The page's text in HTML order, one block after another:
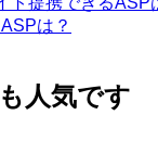
は？